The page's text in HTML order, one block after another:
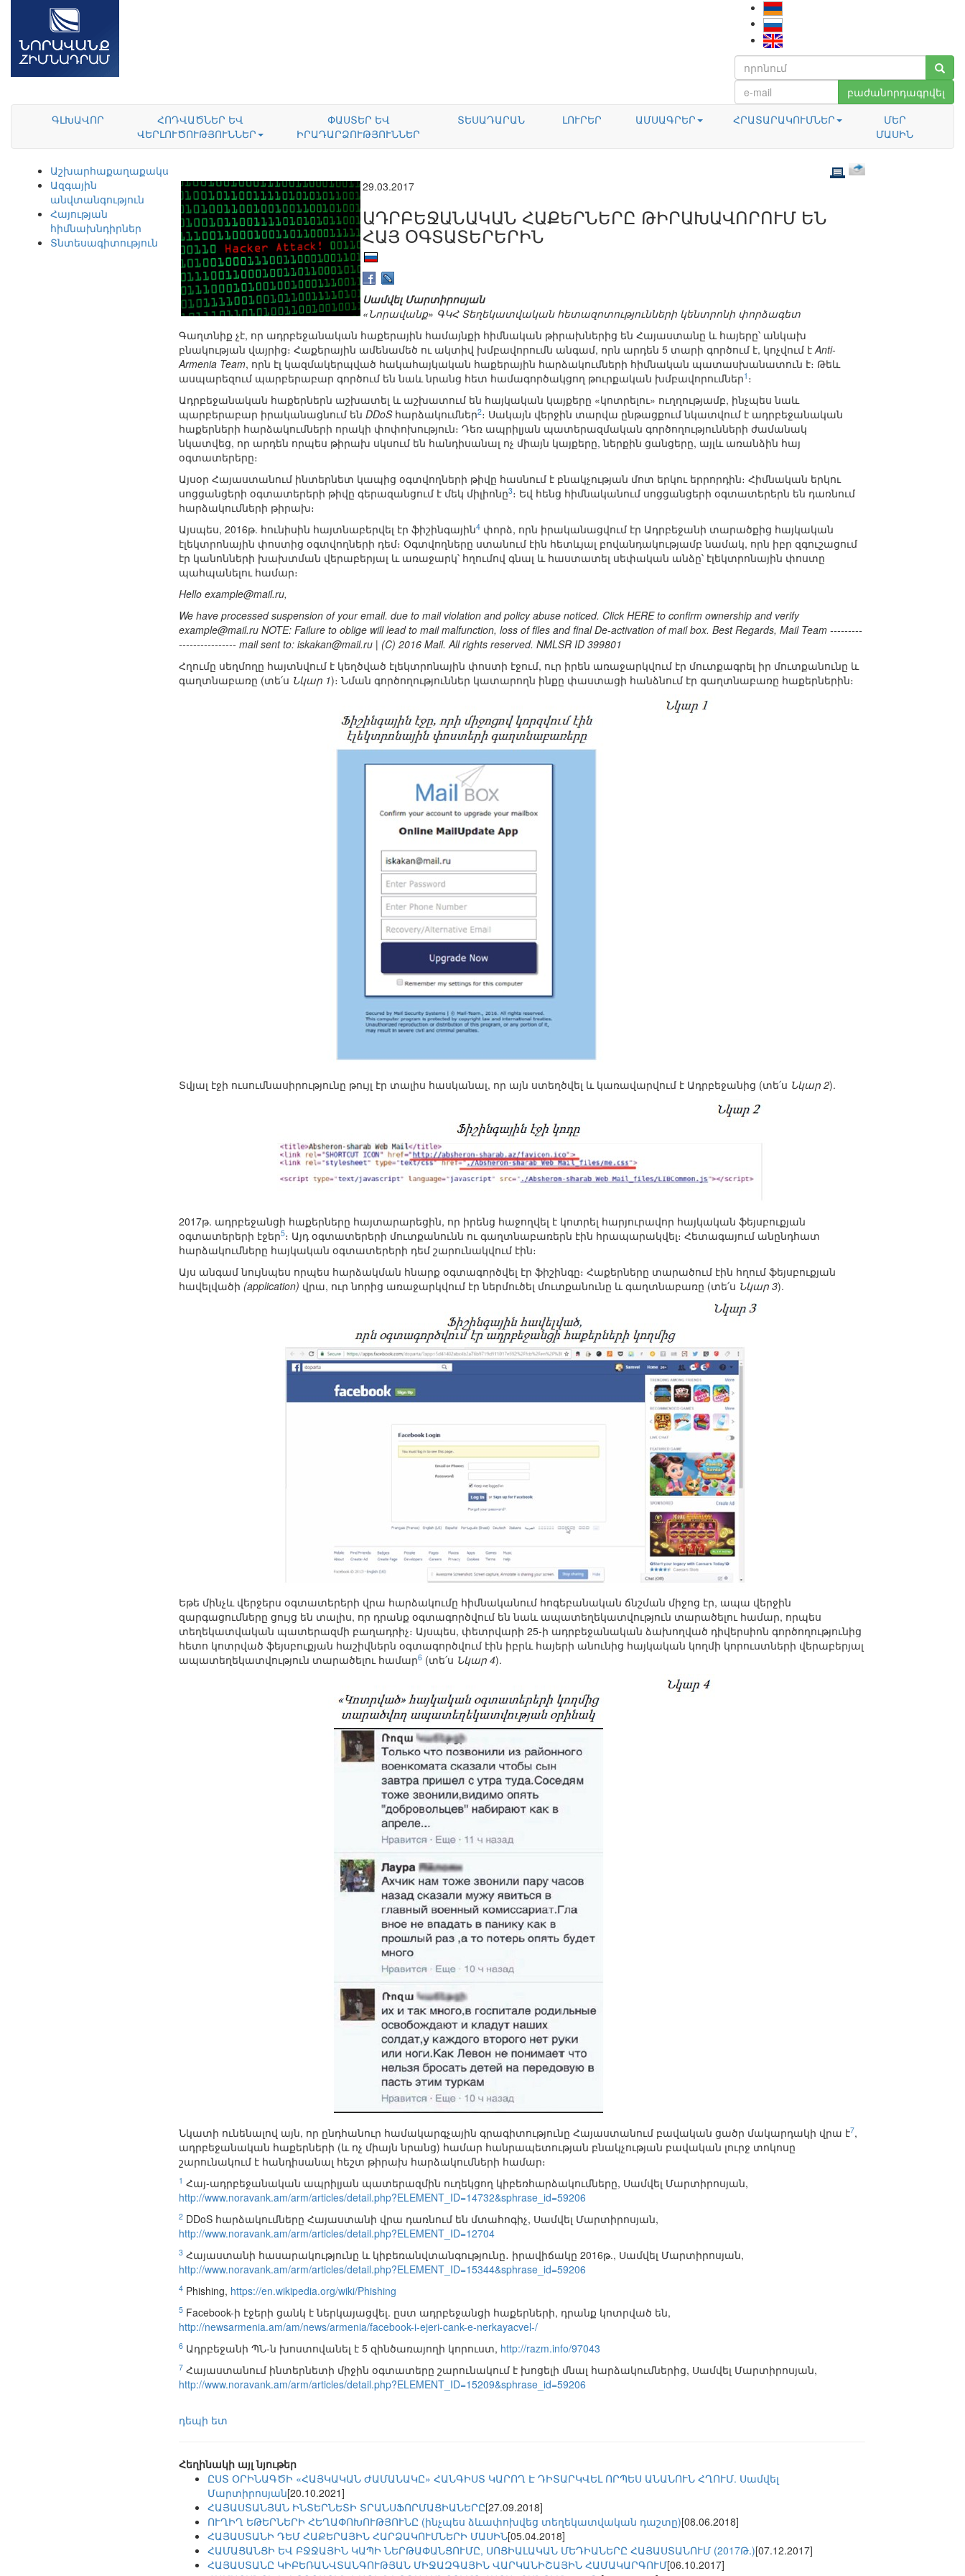
բաժանորդագրվել
ԳԼԽԱՎՈՐ
ՀՈԴՎԱԾՆԵՐ ԵՎ
ՎԵՐԼՈՒԾՈՒԹՅՈՒՆՆԵՐ
ՓԱՍՏԵՐ ԵՎ
ԻՐԱԴԱՐՁՈՒԹՅՈՒՆՆԵՐ
ՏԵՍԱԴԱՐԱՆ ԼՈՒՐԵՐ ԱՄՍԱԳՐԵՐ ՀՐԱՏԱՐԱԿՈՒՄՆԵՐ
ՄԵՐ
ՄԱՍԻՆ
Աշխարհաքաղաքականություն
Ազգային
անվտանգություն
Հայության
հիմնախնդիրներ
Տնտեսագիտություն
29.03.2017
ԱԴՐԲԵՋԱՆԱԿԱՆ ՀԱՔԵՐՆԵՐԸ ԹԻՐԱԽԱՎՈՐՈՒՄ ԵՆ
ՀԱՅ ՕԳՏԱՏԵՐԵՐԻՆ
Սամվել Մարտիրոսյան
«Նորավանք» ԳԿՀ Տեղեկատվական հետազոտությունների կենտրոնի փորձագետ
Գաղտնիք չէ, որ ադրբեջանական հաքերային համայնքի հիմնական թիրախներից են Հայաստանը և հայերը՝ անկախ
բնակության վայրից։ Հաքերային ամենամեծ ու ակտիվ խմբավորումն անգամ, որն արդեն 5 տարի գործում է, կոչվում էAnti-
Armenia Team, որն էլ կազմակերպված հակահայկական հաքերային հարձակումների հիմնական պատասխանատուն է։ Թեև
ասպարեզում պարբերաբար գործում են նաև նրանց հետ համագործակցող թուրքական խմբավորումներ1 ։
Ադրբեջանական հաքերներն աշխատել և աշխատում են հայկական կայքերը «կոտրելու» ուղղությամբ, ինչպես նաև
պարբերաբար իրականացնում են DDoSհարձակումներ2։ Սակայն վերջին տարվա ընթացքում նկատվում է ադրբեջանական
հաքերների հարձակումների որակի փոփոխություն։ Դեռ ապրիլյան պատերազմական գործողությունների ժամանակ
նկատվեց, որ արդեն որպես թիրախ սկսում են հանդիսանալ ոչ միայն կայքերը, ներքին ցանցերը, այլև առանձին հայ
օգտատերերը։
Այսօր Հայաստանում ինտերնետ կապից օգտվողների թիվը հասնում է բնակչության մոտ երկու երրորդին։ Հիմնական երկու
սոցցանցերի օգտատերերի թիվը գերազանցում է մեկ միլիոնը3։ Եվ հենց հիմնականում սոցցանցերի օգտատերերն են դառնում
հարձակումների թիրախ։
Այսպես, 2016թ. հունիսին հայտնաբերվել էր ֆիշինգային4 փորձ, որն իրականացվում էր Ադրբեջանի տարածքից հայկական
էլեկտրոնային փոստից օգտվողների դեմ։ Օգտվողները ստանում էին հետևյալ բովանդակությամբ նամակ, որն իբր զգուշացում
էր կանոնների խախտման վերաբերյալ և առաջարկ՝ հղումով գնալ և հաստատել սեփական անձը՝ էլեկտրոնային փոստը
պահպանելու համար։
Hello example@mail.ru,
We have processed suspension of your email. due to mail violation and policy abuse noticed. Click HERE to confirm ownership and verify
example@mail.ru NOTE: Failure to oblige will lead to mail malfunction, loss of files and final De-activation of mail box. Best Regards, Mail Team ---------
---------------- mail sent to: iskakan@mail.ru | (C) 2016 Mail. All rights reserved. NMLSR ID 399801
Հղումը սեղմողը հայտնվում է կեղծված էլեկտրոնային փոստի էջում, ուր իրեն առաջարկվում էր մուտքագրել իր մուտքանունը և
գաղտնաբառը (տե՛ս Նկար 1)։ Նման գործողություններ կատարողն ինքը փաստացի հանձնում էր գաղտնաբառը հաքերներին։
Տվյալ էջի ուսումնասիրությունը թույլ էր տալիս հասկանալ, որ այն ստեղծվել և կառավարվում է Ադրբեջանից (տե՛ս Նկար 2).
2017թ. ադրբեջանցի հաքերները հայտարարեցին, որ իրենց հաջողվել է կոտրել հարյուրավոր հայկական ֆեյսբուքյան
օգտատերերի էջեր5։ Այդ օգտատերերի մուտքանունն ու գաղտնաբառերն էին հրապարակվել։ Հետագայում անընդհատ
հարձակումները հայկական օգտատերերի դեմ շարունակվում էին։
Այս անգամ նույնպես որպես հարձակման հնարք օգտագործվել էր ֆիշինգը։ Հաքերները տարածում էին հղում ֆեյսբուքյան
հավելվածի (application) վրա, ուր նորից առաջարկվում էր ներմուծել մուտքանունը և գաղտնաբառը (տե՛ս Նկար 3).
Եթե մինչև վերջերս օգտատերերի վրա հարձակումը հիմնականում հոգեբանական ճնշման միջոց էր, ապա վերջին
զարգացումները ցույց են տալիս, որ դրանք օգտագործվում են նաև ապատեղեկատվություն տարածելու համար, որպես
տեղեկատվական պատերազմի բաղադրիչ։ Այսպես, փետրվարի 25-ի ադրբեջանական ձախողված դիվերսիոն գործողությունից
հետո կոտրված ֆեյսբուքյան հաշիվներն օգտագործվում էին իբրև հայերի անունից հայկական կողմի կորուստների վերաբերյալ
ապատեղեկատվություն տարածելու համար6 (տե՛ս Նկար 4).
Նկատի ունենալով այն, որ ընդհանուր համակարգչային գրագիտությունը Հայաստանում բավական ցածր մակարդակի վրա է7,
ադրբեջանական հաքերների (և ոչ միայն նրանց) համար հանրապետության բնակչության բավական լուրջ տոկոսը
շարունակում է հանդիսանալ հեշտ թիրախ հարձակումների համար։
1 Հայ-ադրբեջանական ապրիլյան պատերազմին ուղեկցող կիբեռհարձակումները, Սամվել Մարտիրոսյան,
http://www.noravank.am/arm/articles/detail.php?ELEMENT_ID=14732&sphrase_id=59206
2 DDoS հարձակումները Հայաստանի վրա դառնում են մտահոգիչ, Սամվել Մարտիրոսյան,
http://www.noravank.am/arm/articles/detail.php?ELEMENT_ID=12704
3 Հայաստանի հասարակությունը և կիբեռանվտանգությունը․ իրավիճակը 2016թ., Սամվել Մարտիրոսյան,
http://www.noravank.am/arm/articles/detail.php?ELEMENT_ID=15344&sphrase_id=59206
4 Phishing, https://en.wikipedia.org/wiki/Phishing
5 Facebook-ի էջերի ցանկ է ներկայացվել. ըստ ադրբեջանցի հաքերների, դրանք կոտրված են,
http://newsarmenia.am/am/news/armenia/facebook-i-ejeri-cank-e-nerkayacvel-/
6 Ադրբեջանի ՊՆ-ն խոստովանել է 5 զինծառայողի կորուստ, http://razm.info/97043
7 Հայաստանում ինտերնետի միջին օգտատերը շարունակում է խոցելի մնալ հարձակումներից, Սամվել Մարտիրոսյան,
http://www.noravank.am/arm/articles/detail.php?ELEMENT_ID=15209&sphrase_id=59206
դեպի ետ
Հեղինակի այլ նյութեր
ԸՍՏ ՕՐԻՆԱԳԾԻ «ՀԱՅԿԱԿԱՆ ԺԱՄԱՆԱԿԸ» ՀԱՆԳԻՍՏ ԿԱՐՈՂ Է ԴԻՏԱՐԿՎԵԼ ՈՐՊԵՍ ԱՆԱՆՈՒՆ ՀՂՈՒՄ. Սամվել
Մարտիրոսյան[20.10.2021]
ՀԱՅԱՍՏԱՆՅԱՆ ԻՆՏԵՐՆԵՏԻ ՏՐԱՆՍՖՈՐՄԱՑԻԱՆԵՐԸ[27.09.2018]
ՈՒՂԻՂ ԵԹԵՐՆԵՐԻ ՀԵՂԱՓՈԽՈՒԹՅՈՒՆԸ (ինչպես ձևափոխվեց տեղեկատվական դաշտը)[08.06.2018]
ՀԱՅԱՍՏԱՆԻ ԴԵՄ ՀԱՔԵՐԱՅԻՆ ՀԱՐՁԱԿՈՒՄՆԵՐԻ ՄԱՍԻՆ[05.04.2018]
ՀԱՄԱՑԱՆՑԻ ԵՎ ԲՋՋԱՅԻՆ ԿԱՊԻ ՆԵՐԹԱՓԱՆՑՈՒՄԸ, ՍՈՑԻԱԼԱԿԱՆ ՄԵԴԻԱՆԵՐԸ ՀԱՅԱՍՏԱՆՈՒՄ (2017Թ.)[07.12.2017]
ՀԱՅԱՍՏԱՆԸ ԿԻԲԵՌԱՆՎՏԱՆԳՈՒԹՅԱՆ ՄԻՋԱԶԳԱՅԻՆ ՎԱՐԿԱՆԻՇԱՅԻՆ ՀԱՄԱԿԱՐԳՈՒՄ[06.10.2017]